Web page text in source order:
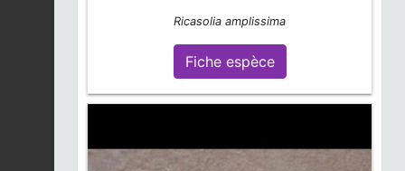
Ricasolia amplissima
Fiche espèce